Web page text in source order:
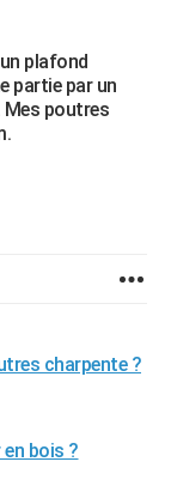
plafond
partie par un
Mes poutres
charpente ?
bois ?